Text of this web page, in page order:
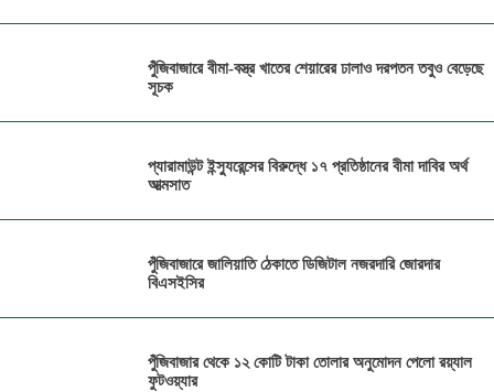
পুঁজিবাজারে বীমা-বস্ত্র খাতের শেয়ারের ঢালাও দরপতন তবুও বেড়েছে
সূচক
প্যারামাউন্ট ইন্স্যুরেন্সের বিরুদ্ধে ১৭ প্রতিষ্ঠানের বীমা দাবির অর্থ
আত্মসাত
পুঁজিবাজারে জালিয়াতি ঠেকাতে ডিজিটাল নজরদারি জোরদার
বিএসইসির
পুঁজিবাজার থেকে ১২ কোটি টাকা তোলার অনুমোদন পেলো রয়্যাল
ফুটওয়্যার